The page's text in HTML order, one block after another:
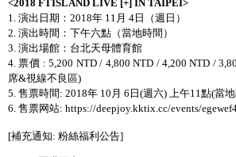
<2018 FTISLAND LIVE [+] IN TAIPEI>
1. 演出日期： 2018年 11 月 4 日（週日）
2. 演出時間：下午六點（當地時間）
3. 演出場館：台北天母體育館
4.票價 : 5,200 NTD / 4,800 NTD / 4,200 NTD /
席&視線不良區)
5. 售票時間 : 2018年 10 月 6 日 (週六) 上午11點(當
6. 售票网站: https://deepjoy.kktix.cc/events/
[補充通知: 粉絲福利公告]